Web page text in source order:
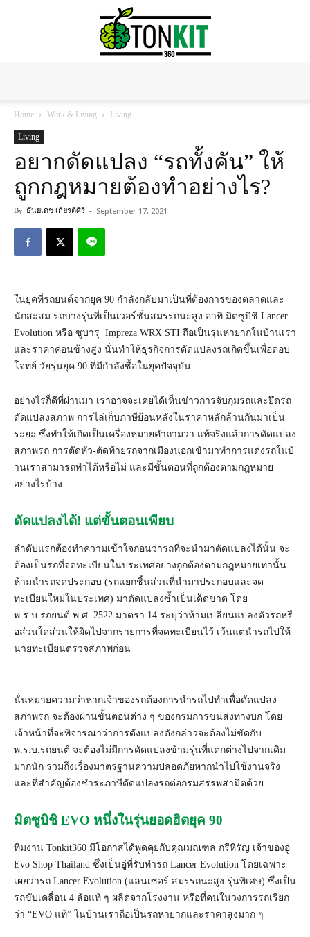
Home Work & Living Living
Living
อยากดัดแปลง “รถทั้งคัน” ให้
ถูกกฎหมายต้องทำอย่างไร?
By ธันยเดช เกียรติศิริ - September 17, 2021
ในยุคที่รถยนต์จากยุค 90 กำลังกลับมาเป็นที่ต้องการของตลาดและ
นักสะสม รถบางรุ่นที่เป็นเวอร์ชั่นสมรรถนะสูง อาทิ มิตซูบิชิ Lancer
Evolution หรือ ซูบารุ Impreza WRX STI ถือเป็นรุ่นหายากในบ้านเรา
และราคาค่อนข้างสูง นั่นทำให้ธุรกิจการดัดแปลงรถเกิดขึ้นเพื่อตอบ
โจทย์ วัยรุ่นยุค 90 ที่มีกำลังซื้อในยุคปัจจุบัน
อย่างไรก็ดีที่ผ่านมา เราอาจจะเคยได้เห็นข่าวการจับกุมรถและยึดรถ
ดัดแปลงสภาพ การไล่เก็บภาษีย้อนหลังในราคาหลักล้านกันมาเป็น
ระยะ ซึ่งทำให้เกิดเป็นเครื่องหมายคำถามว่า แท้จริงแล้วการดัดแปลง
สภาพรถ การตัดหัว-ตัดท้ายรถจากเมืองนอกเข้ามาทำการแต่งรถในบ้
านเราสามารถทำได้หรือไม่ และมีขั้นตอนที่ถูกต้องตามกฎหมาย
อย่างไรบ้าง
ดัดแปลงได้! แต่ขั้นตอนเพียบ
ลำดับแรกต้องทำความเข้าใจก่อนว่ารถที่จะนำมาดัดแปลงได้นั้น จะ
ต้องเป็นรถที่จดทะเบียนในประเทศอย่างถูกต้องตามกฎหมายเท่านั้น
ห้ามนำรถจดประกอบ (รถแยกชิ้นส่วนที่นำมาประกอบและจด
ทะเบียนใหม่ในประเทศ) มาดัดแปลงซ้ำเป็นเด็ดขาด โดย
พ.ร.บ.รถยนต์ พ.ศ. 2522 มาตรา 14 ระบุว่าห้ามเปลี่ยนแปลงตัวรถหรื
อส่วนใดส่วนให้ผิดไปจากรายการที่จดทะเบียนไว้ เว้นแต่นํารถไปให้
นายทะเบียนตรวจสภาพก่อน
นั่นหมายความว่าหากเจ้าของรถต้องการนำรถไปทำเพื่อดัดแปลง
สภาพรถ จะต้องผ่านขั้นตอนต่าง ๆ ของกรมการขนส่งทางบก โดย
เจ้าหน้าที่จะพิจารณาว่าการดังแปลงดังกล่าวจะต้องไม่ขัดกับ
พ.ร.บ.รถยนต์ จะต้องไม่มีการดัดแปลงข้ามรุ่นที่แตกต่างไปจากเดิม
มากนัก รวมถึงเรื่องมาตรฐานความปลอดภัยหากนำไปใช้งานจริง
และที่สำคัญต้องชำระภาษีดัดแปลงรถต่อกรมสรรพสามิตด้วย
มิตซูบิชิ EVO หนึ่งในรุ่นยอดฮิตยุค 90
ทีมงาน Tonkit360 มีโอกาสได้พูดคุยกับคุณมณฑล กรีหิรัญ เจ้าของอู่
Evo Shop Thailand ซึ่งเป็นอู่ที่รับทำรถ Lancer Evolution โดยเฉพาะ
เผยว่ารถ Lancer Evolution (แลนเซอร์ สมรรถนะสูง รุ่นพิเศษ) ซึ่งเป็น
รถขับเคลื่อน 4 ล้อแท้ ๆ ผลิตจากโรงงาน หรือที่คนในวงการรถเรียก
ว่า “EVO แท้” ในบ้านเราถือเป็นรถหายากและราคาสูงมาก ๆ